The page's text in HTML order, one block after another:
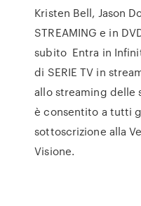
Kristen Bell, Jason
STREAMING e in
subito Entra in
di SERIE TV in
allo streaming delle
è consentito a tutti
sottoscrizione alla
Visione.